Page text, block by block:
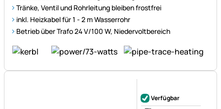
inkl. Heizkabel für 1 - 2 m Wasserrohr
Betrieb über Trafo 24 V/100 W, Niedervoltbereich
Noch keine Bewertungen
Verfügbar